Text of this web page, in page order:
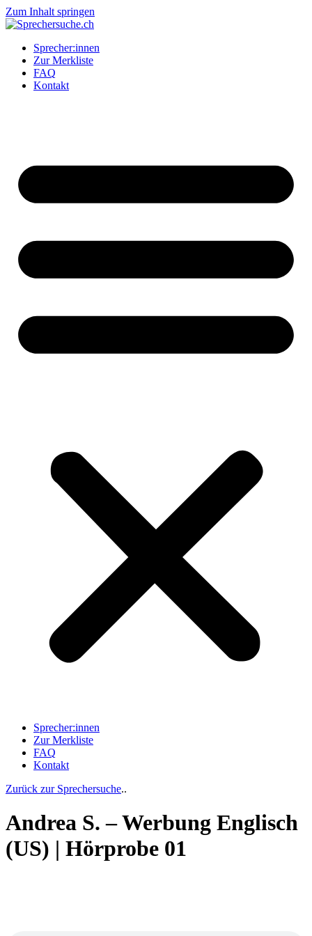
Zum Inhalt springen
Sprecher:innen
Zur Merkliste
FAQ
Kontakt
Sprecher:innen
Zur Merkliste
FAQ
Kontakt
Zurück zur Sprechersuche..
Andrea S. – Werbung Englisch
(US) | Hörprobe 01